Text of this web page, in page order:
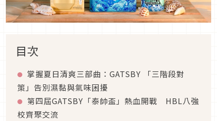
目次
掌握夏日清爽三部曲：GATSBY 「三階段對
策」告別濕黏與氣味困擾
第四屆GATSBY「泰帥盃」熱血開戰 HBL八強
校齊聚交流